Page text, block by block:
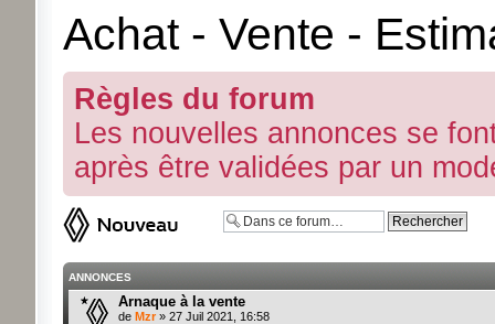
Achat - Vente -
Règles du forum
Les nouvelles annonces se
après être validées par un
Ecrire un nouveau sujet
ANNONCES
Arnaque à la vente
de Mzr» 27 Juil 2021, 16:58